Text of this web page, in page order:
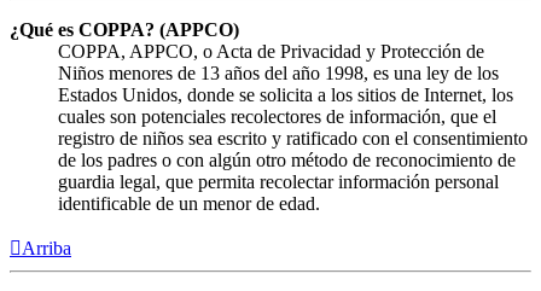
¿Qué es COPPA? (APPCO)
COPPA, APPCO, o Acta de Privacidad y Protección de
Niños menores de 13 años del año 1998, es una ley de los
Estados Unidos, donde se solicita a los sitios de Internet, los
cuales son potenciales recolectores de información, que el
registro de niños sea escrito y ratificado con el consentimiento
de los padres o con algún otro método de reconocimiento de
guardia legal, que permita recolectar información personal
identificable de un menor de edad.
Arriba